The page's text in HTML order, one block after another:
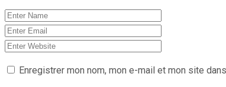
Enregistrer mon nom, mon e-mail et mon site